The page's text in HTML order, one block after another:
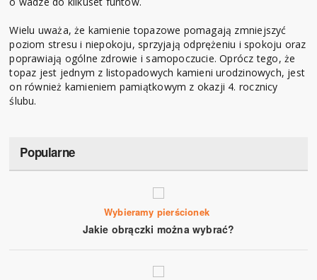
Wielu uważa, że kamienie topazowe pomagają zmniejszyć
poziom stresu i niepokoju, sprzyjają odprężeniu i spokoju oraz
poprawiają ogólne zdrowie i samopoczucie. Oprócz tego, że
topaz jest jednym z listopadowych kamieni urodzinowych, jest
on również kamieniem pamiątkowym z okazji 4. rocznicy
ślubu.
Popularne
Wybieramy pierścionek
Jakie obrączki można wybrać?